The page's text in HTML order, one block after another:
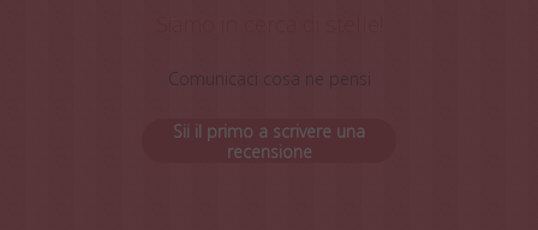
Comunicaci cosa ne pensi
Sii il primo a scrivere una
recensione